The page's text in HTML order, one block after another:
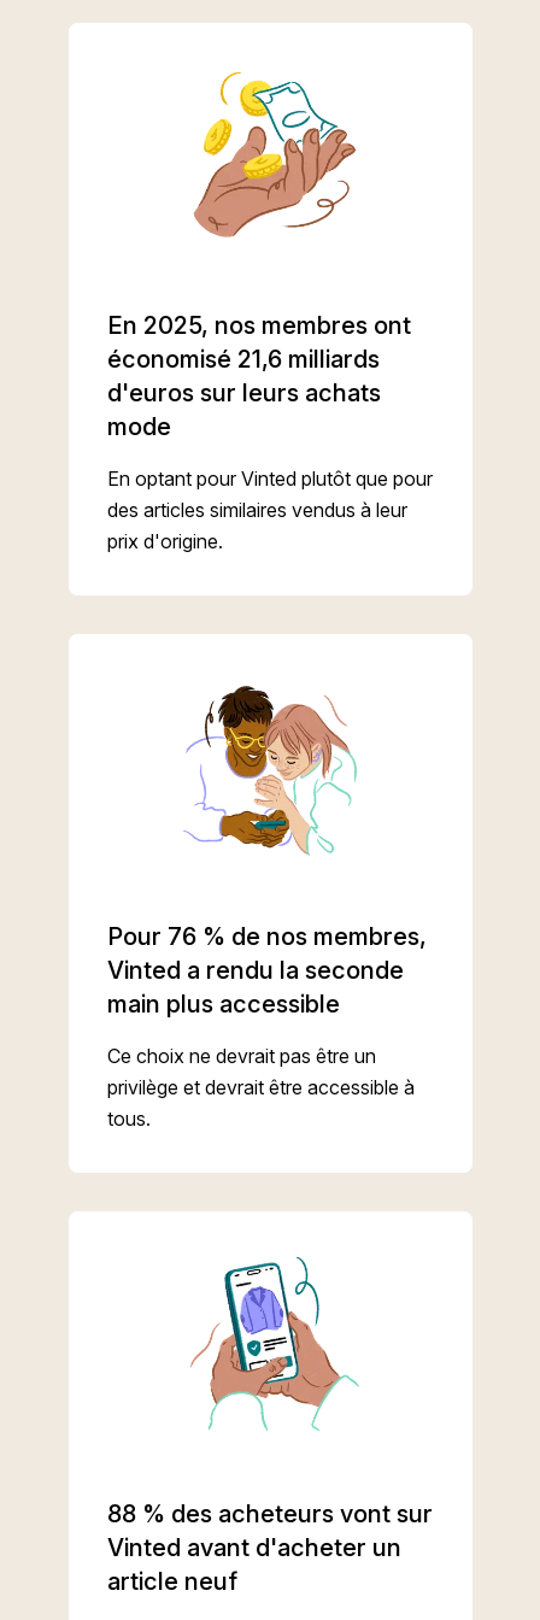
En 2025, nos membres ont
économisé 21,6 milliards
d'euros sur leurs achats
mode
En optant pour Vinted plutôt que pour
des articles similaires vendus à leur
prix d'origine.
Pour 76 % de nos membres,
Vinted a rendu la seconde
main plus accessible
Ce choix ne devrait pas être un
privilège et devrait être accessible à
tous.
88 % des acheteurs vont sur
Vinted avant d'acheter un
article neuf